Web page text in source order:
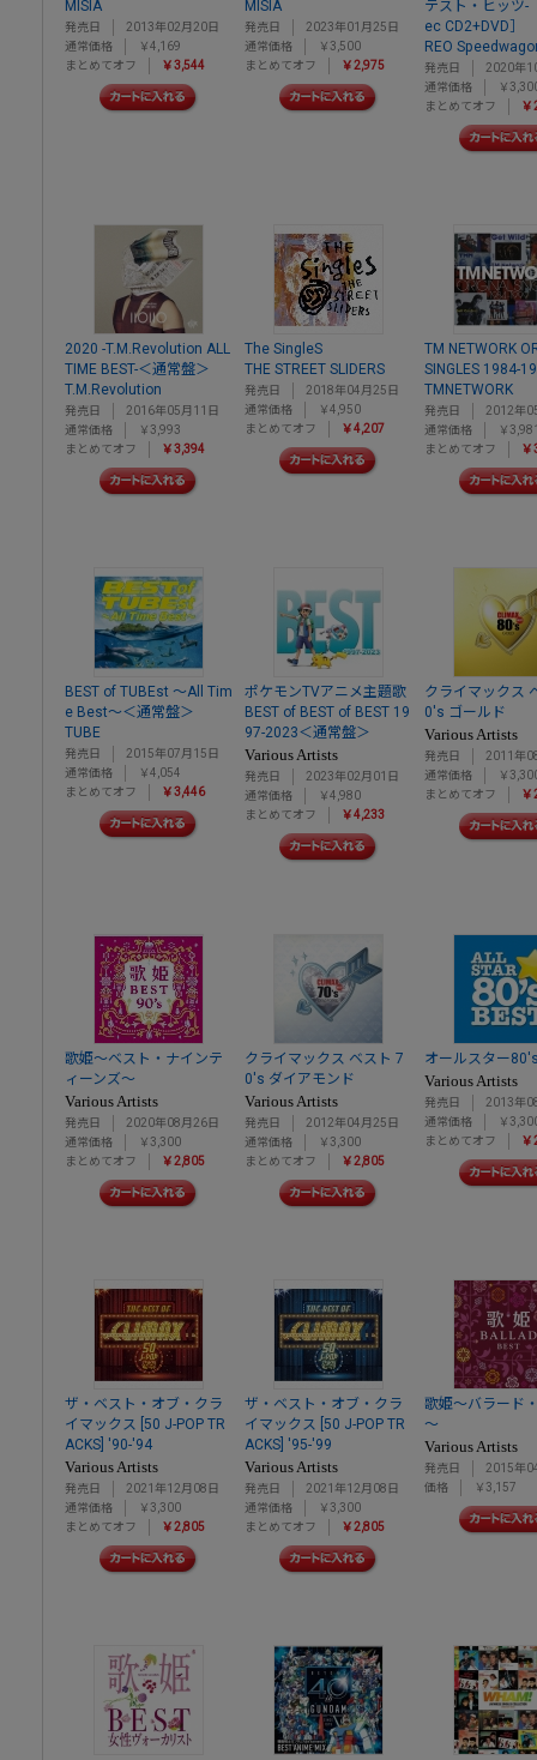
MISIA
発売日
2013年02月20日
通常価格
￥4,169
まとめてオフ
￥3,544
MISIA
発売日
2023年01月25日
通常価格
￥3,500
まとめてオフ
￥2,975
テスト・ヒッツ-
ec CD2+DVD］
REO
発売日
2020年
通常価格
￥
まとめてオフ
￥
2020 -T.M.Revolution ALL
TIME BEST-＜通常盤＞
T.M.Revolution
発売日
2016年05月11日
通常価格
￥3,993
まとめてオフ
￥3,394
The SingleS
THE STREET SLIDERS
発売日
2018年04月25日
通常価格
￥4,950
まとめてオフ
￥4,207
TM NETWORK
SINGLES 1984-
TMNETWORK
発売日
2012年
通常価格
￥
まとめてオフ
￥
BEST of TUBEst ～All Tim
e Best～＜通常盤＞
TUBE
発売日
2015年07月15日
通常価格
￥4,054
まとめてオフ
￥3,446
ポケモンTVアニメ主題歌
BEST of BEST of BEST 19
97-2023＜通常盤＞
Various Artists
発売日
2023年02月01日
通常価格
￥4,980
まとめてオフ
￥4,233
クライマックス
0's ゴールド
Various Artists
発売日
2011年
通常価格
￥
まとめてオフ
￥
歌姫～ベスト・ナインテ
ィーンズ～
Various Artists
発売日
2020年08月26日
通常価格
￥3,300
まとめてオフ
￥2,805
クライマックス ベスト 7
0's ダイアモンド
Various Artists
発売日
2012年04月25日
通常価格
￥3,300
まとめてオフ
￥2,805
オールスター
Various Artists
発売日
2013年
通常価格
￥
まとめてオフ
￥
ザ・ベスト・オブ・クラ
イマックス [50 J-POP TR
ACKS] '90-'94
Various Artists
発売日
2021年12月08日
通常価格
￥3,300
まとめてオフ
￥2,805
ザ・ベスト・オブ・クラ
イマックス [50 J-POP TR
ACKS] '95-'99
Various Artists
発売日
2021年12月08日
通常価格
￥3,300
まとめてオフ
￥2,805
歌姫～バラード
～
Various Artists
発売日
2015年
価格
￥3,157